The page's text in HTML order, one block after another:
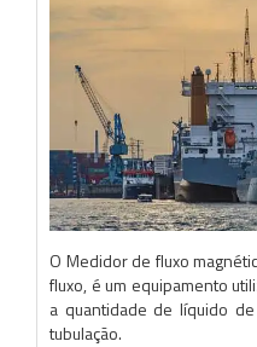
O Medidor de fluxo
fluxo, é um equipamento
a quantidade de líquido
tubulação.